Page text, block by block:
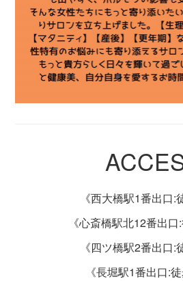
《西大橋駅1番出口:
《心斎橋駅北12番出口
《四ツ橋駅2番出口:
《長堀駅1番出口:徒